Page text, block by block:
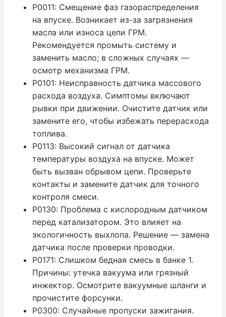
P0011: Смещение фаз газораспределения
на впуске. Возникает из-за загрязнения
масла или износа цепи ГРМ.
Рекомендуется промыть систему и
заменить масло; в сложных случаях —
осмотр механизма ГРМ.
P0101: Неисправность датчика массового
расхода воздуха. Симптомы включают
рывки при движении. Очистите датчик или
замените его, чтобы избежать перерасхода
топлива.
P0113: Высокий сигнал от датчика
температуры воздуха на впуске. Может
быть вызван обрывом цепи. Проверьте
контакты и замените датчик для точного
контроля смеси.
P0130: Проблема с кислородным датчиком
перед катализатором. Это влияет на
экологичность выхлопа. Решение — замена
датчика после проверки проводки.
P0171: Слишком бедная смесь в банке 1.
Причины: утечка вакуума или грязный
инжектор. Осмотрите вакуумные шланги и
прочистите форсунки.
P0300: Случайные пропуски зажигания.